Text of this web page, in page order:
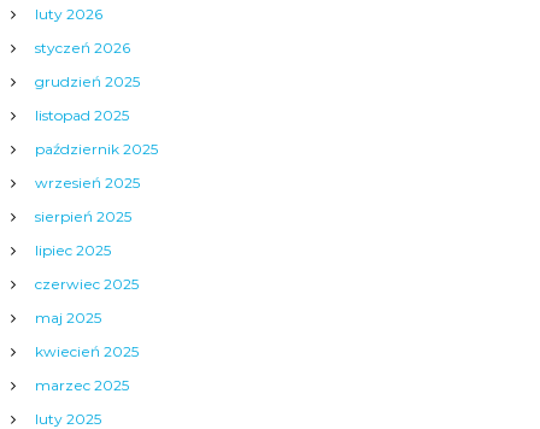
a
c
h
luty 2026
styczeń 2026
grudzień 2025
listopad 2025
październik 2025
wrzesień 2025
sierpień 2025
lipiec 2025
czerwiec 2025
maj 2025
kwiecień 2025
marzec 2025
luty 2025